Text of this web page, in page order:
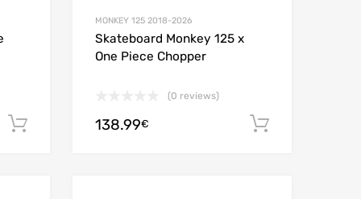
Ajouter au panier
MONKEY 125 2018-2026
Skateboard Monkey 125 x
One Piece Chopper
(0 reviews)
138.99€